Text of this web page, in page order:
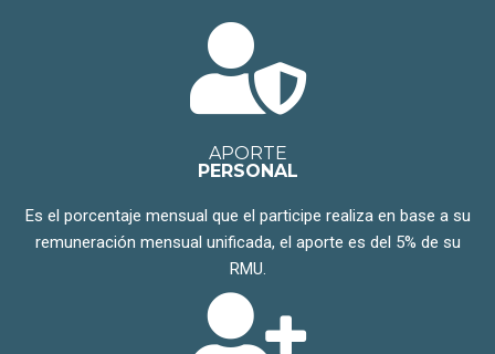
APORTE
PERSONAL
Es el porcentaje mensual que el participe realiza en base a su
remuneración mensual unificada, el aporte es del 5% de su
RMU.